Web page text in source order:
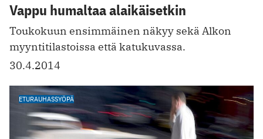
Vappu humaltaa alaikäisetkin
Toukokuun ensimmäinen näkyy sekä Alkon
myyntitilastoissa että katukuvassa.
30.4.2014
ETURAUHASSYÖPÄ